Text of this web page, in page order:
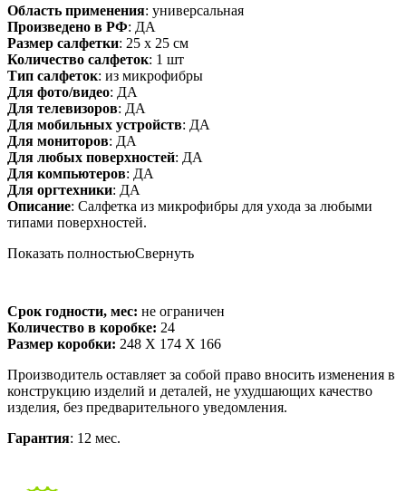
Область применения: универсальная
Произведено в РФ: ДА
Размер салфетки: 25 х 25 см
Количество салфеток: 1 шт
Тип салфеток: из микрофибры
Для фото/видео: ДА
Для телевизоров: ДА
Для мобильных устройств: ДА
Для мониторов: ДА
Для любых поверхностей: ДА
Для компьютеров: ДА
Для оргтехники: ДА
Описание: Салфетка из микрофибры для ухода за любыми
типами поверхностей.
Показать полностьюСвернуть
Срок годности, мес: не ограничен
Количество в коробке: 24
Размер коробки: 248 X 174 X 166
Производитель оставляет за собой право вносить изменения в
конструкцию изделий и деталей, не ухудшающих качество
изделия, без предварительного уведомления.
Гарантия: 12 мес.